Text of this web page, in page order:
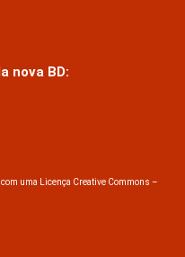
nova BD:
uma Licença Creative Commons –